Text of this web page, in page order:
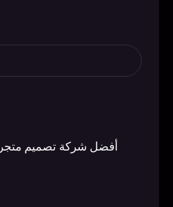
أفضل شركة تصميم متجر